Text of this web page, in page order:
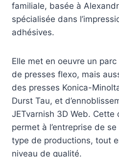
familiale, basée à
spécialisée dans
adhésives.
Elle met en oeuvre un parc
de presses flexo, mais
des presses Konica-
Durst Tau, et
JETvarnish 3D Web.
permet à l’entreprise de
type de productions, tout
niveau de qualité.